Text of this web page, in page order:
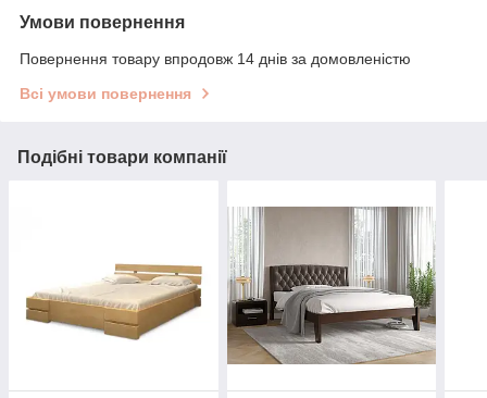
Умови повернення
Повернення товару впродовж 14 днів за домовленістю
Всі умови повернення
Подібні товари компанії